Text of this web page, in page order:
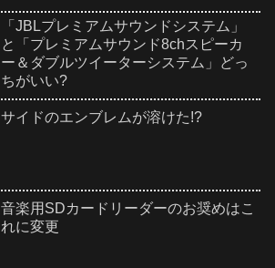
「JBLプレミアムサウンドシステム」
と「プレミアムサウンド8chスピーカ
ー＆ダブルツイーターシステム」どっ
ちがいい?
サイドのエンブレムが溶けた!?
音楽用SDカードリーダーのお奨めはこ
れに変更